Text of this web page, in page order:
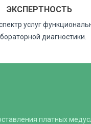
ЭКСПЕРТНОСТЬ
услуг
диагностики.
платных